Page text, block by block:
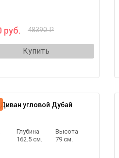
руб. 48390 ₽
Купить
Диван угловой Дубай
Глубина
162.5 см.
Высота
79 см.